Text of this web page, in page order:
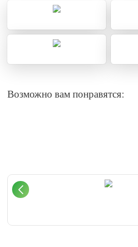
Возможно вам понравятся: